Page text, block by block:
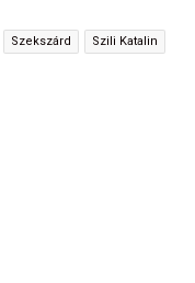
Szekszárd Szili Katalin